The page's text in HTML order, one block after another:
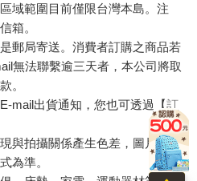
域範圍目前僅限台灣本島。注
箱。
郵局寄送。消費者訂購之商品若
無法聯繫逾三天者，本公司將取
。
mail出貨通知，您也可透過【訂
與拍攝關係產生色差，圖片僅供
為準。